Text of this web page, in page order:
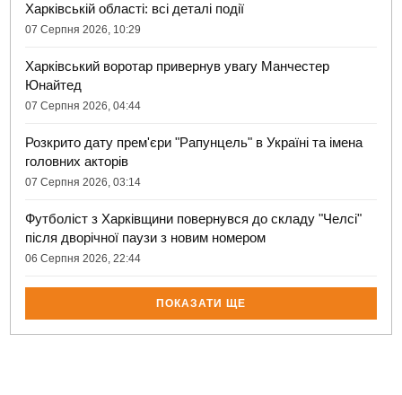
Харківській області: всі деталі події
07 Серпня 2026, 10:29
Харківський воротар привернув увагу Манчестер
Юнайтед
07 Серпня 2026, 04:44
Розкрито дату прем'єри "Рапунцель" в Україні та імена
головних акторів
07 Серпня 2026, 03:14
Футболіст з Харківщини повернувся до складу "Челсі"
після дворічної паузи з новим номером
06 Серпня 2026, 22:44
ПОКАЗАТИ ЩЕ